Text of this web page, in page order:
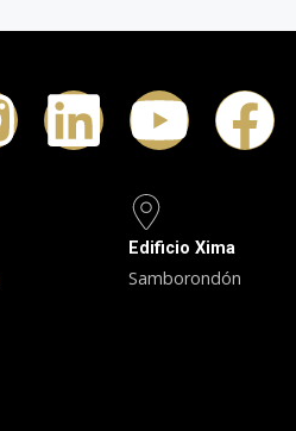
Edificio Xima
Samborondón